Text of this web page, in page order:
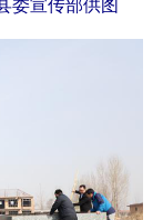
委宣传部供图